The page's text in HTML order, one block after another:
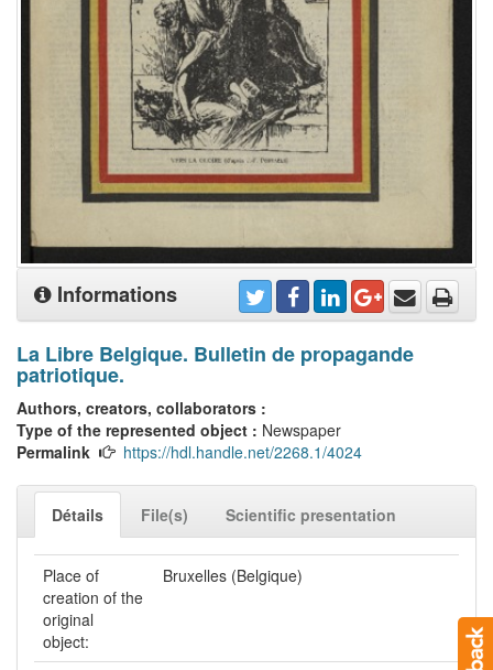
Informations
La Libre Belgique. Bulletin de propagande
patriotique.
Authors, creators, collaborators :
Type of the represented object : Newspaper
Permalink
https://hdl.handle.net/2268.1/4024
Détails File(s) Scientific presentation
Place of
creation of the
original
object:
Bruxelles (Belgique)